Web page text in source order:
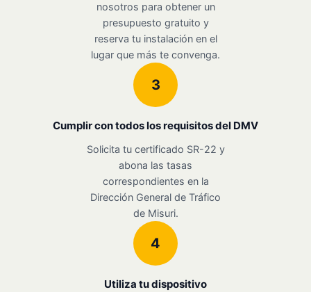
nosotros para obtener un
presupuesto gratuito y
reserva tu instalación en el
lugar que más te convenga.
3
Cumplir con todos los requisitos del DMV
Solicita tu certificado SR-22 y
abona las tasas
correspondientes en la
Dirección General de Tráfico
de Misuri.
4
Utiliza tu dispositivo